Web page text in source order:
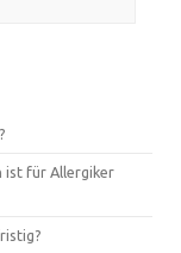
ist für Allergiker